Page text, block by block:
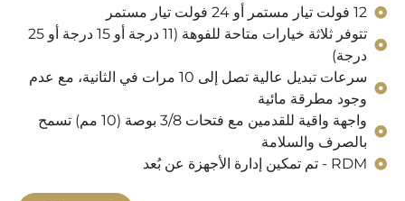
12 فولت تيار مستمر أو 24 فولت تيار مستمر
تتوفر ثلاثة خيارات متاحة للفوهة (11 درجة أو 15 درجة أو 25
درجة)
سرعات تبديل عالية تصل إلى 10 مرات في الثانية، مع عدم
وجود مطرقة مائية
واجهة واقية للقدمين مع فتحات 3/8 بوصة (10 مم) تسمح
بالصرف والسلامة
RDM - تم تمكين إدارة الأجهزة عن بُعد